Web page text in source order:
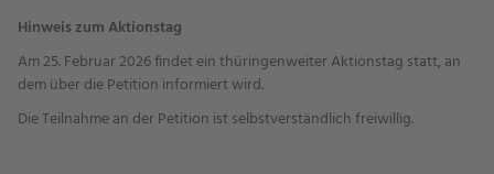
Hinweis zum Aktionstag
Am 25. Februar 2026 findet ein thüringenweiter Aktionstag statt, an
dem über die Petition informiert wird.
Die Teilnahme an der Petition ist selbstverständlich freiwillig.